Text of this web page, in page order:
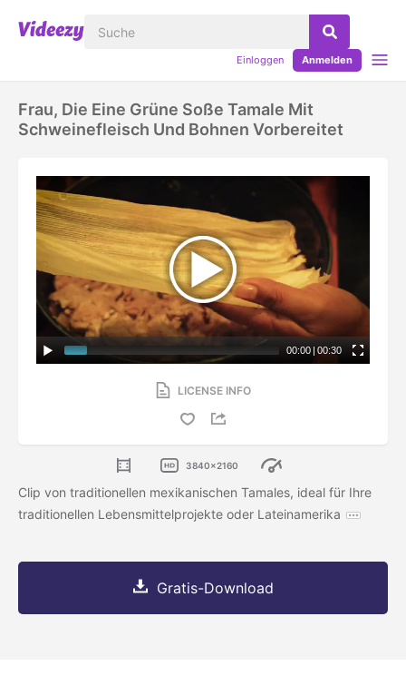
Einloggen Anmelden
Frau, Die Eine Grüne Soße Tamale Mit
Schweinefleisch Und Bohnen Vorbereitet
00:00 | 00:30
LICENSE INFO
3840x2160
Clip von traditionellen mexikanischen Tamales, ideal für Ihre
traditionellen Lebensmittelprojekte oder Lateinamerika
Gratis-Download